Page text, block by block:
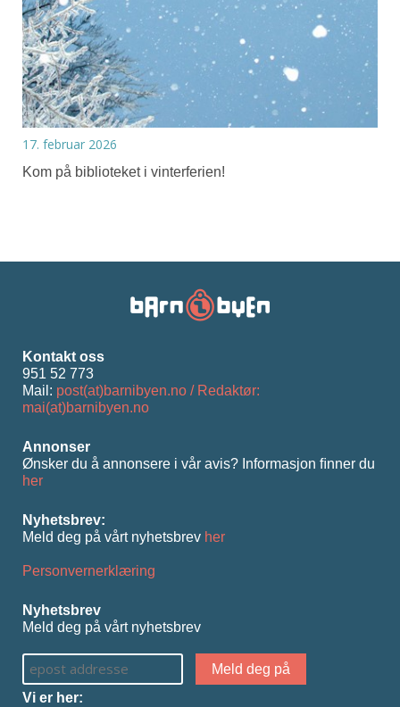
17. februar 2026
Kom på biblioteket i vinterferien!
Kontakt oss
951 52 773
Mail: post(at)barnibyen.no / Redaktør:
mai(at)barnibyen.no
Annonser
Ønsker du å annonsere i vår avis? Informasjon ﬁnner du
her
Nyhetsbrev:
Meld deg på vårt nyhetsbrev her
Personvernerklæring
Nyhetsbrev
Meld deg på vårt nyhetsbrev
Vi er her: